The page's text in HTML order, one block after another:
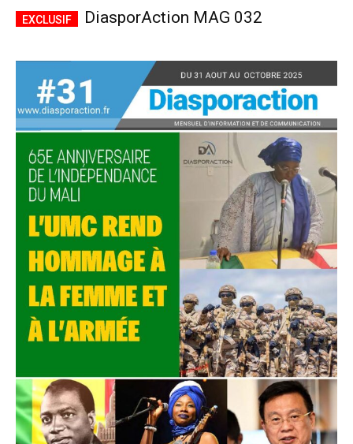
DiasporAction MAG 032